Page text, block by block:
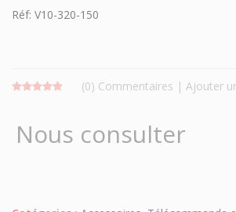
Réf: V10-320-150
(0) Commentaires | Ajouter
Nous consulter